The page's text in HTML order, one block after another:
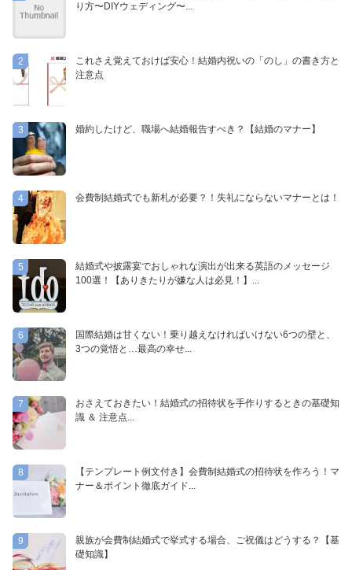
り方〜DIYウェディング〜...
2
これさえ覚えておけば安心！結婚内祝いの「のし」の書き方と
注意点
3 婚約したけど、職場へ結婚報告すべき？【結婚のマナー】
4 会費制結婚式でも新札が必要？！失礼にならないマナーとは！
5
結婚式や披露宴でおしゃれな演出が出来る英語のメッセージ
100選！【ありきたりが嫌な人は必見！】...
6
国際結婚は甘くない！乗り越えなければいけない6つの壁と、
3つの覚悟と…最高の幸せ...
7
おさえておきたい！結婚式の招待状を手作りするときの基礎知
識 ＆ 注意点...
8
【テンプレート例文付き】会費制結婚式の招待状を作ろう！マ
ナー＆ポイント徹底ガイド...
9
親族が会費制結婚式で挙式する場合、ご祝儀はどうする？【基
礎知識】